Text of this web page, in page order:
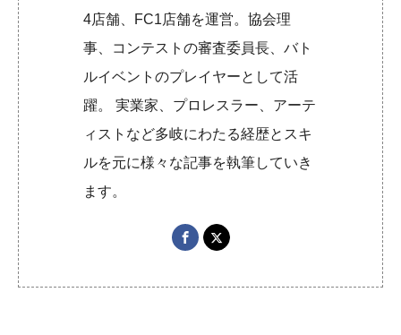
4店舗、FC1店舗を運営。協会理
事、コンテストの審査委員長、バト
ルイベントのプレイヤーとして活
躍。 実業家、プロレスラー、アーテ
ィストなど多岐にわたる経歴とスキ
ルを元に様々な記事を執筆していき
ます。